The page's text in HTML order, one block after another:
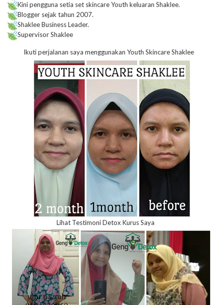
Kini pengguna setia set skincare Youth keluaran Shaklee.
Blogger sejak tahun 2007.
Shaklee Business Leader.
Supervisor Shaklee
Ikuti perjalanan saya menggunakan Youth Skincare Shaklee
Lihat Testimoni Detox Kurus Saya